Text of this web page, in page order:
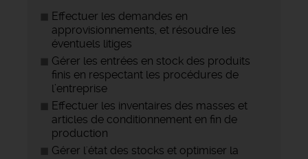
Effectuer les demandes en
approvisionnements, et résoudre les
éventuels litiges
Gérer les entrées en stock des produits
finis en respectant les procédures de
l’entreprise
Effectuer les inventaires des masses et
articles de conditionnement en fin de
production
Gérer l'état des stocks et optimiser la